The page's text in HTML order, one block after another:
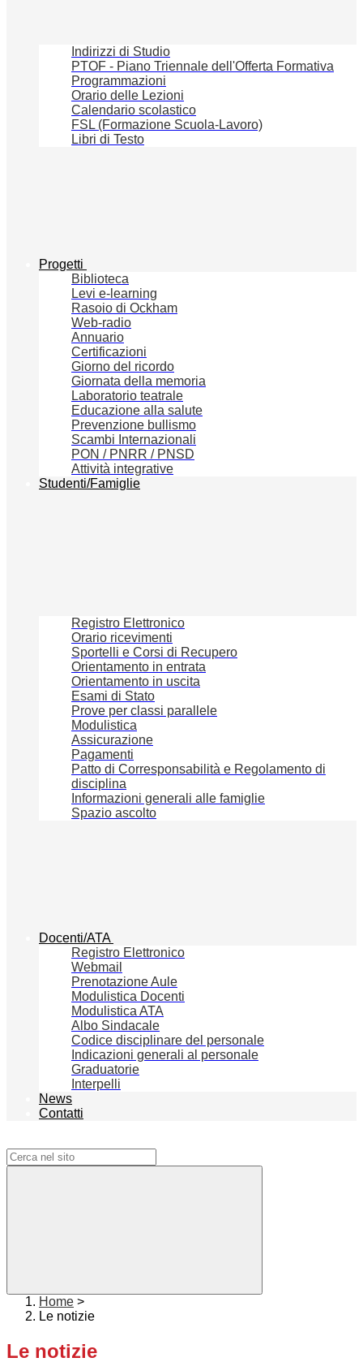
Indirizzi di Studio
PTOF - Piano Triennale dell'Offerta Formativa
Programmazioni
Orario delle Lezioni
Calendario scolastico
FSL (Formazione Scuola-Lavoro)
Libri di Testo
Progetti
Biblioteca
Levi e-learning
Rasoio di Ockham
Web-radio
Annuario
Certificazioni
Giorno del ricordo
Giornata della memoria
Laboratorio teatrale
Educazione alla salute
Prevenzione bullismo
Scambi Internazionali
PON / PNRR / PNSD
Attività integrative
Studenti/Famiglie
Registro Elettronico
Orario ricevimenti
Sportelli e Corsi di Recupero
Orientamento in entrata
Orientamento in uscita
Esami di Stato
Prove per classi parallele
Modulistica
Assicurazione
Pagamenti
Patto di Corresponsabilità e Regolamento di
disciplina
Informazioni generali alle famiglie
Spazio ascolto
Docenti/ATA
Registro Elettronico
Webmail
Prenotazione Aule
Modulistica Docenti
Modulistica ATA
Albo Sindacale
Codice disciplinare del personale
Indicazioni generali al personale
Graduatorie
Interpelli
News
Contatti
Home >
Le notizie
Le notizie